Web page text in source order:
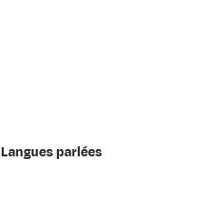
Langues parlées
Langues parlées